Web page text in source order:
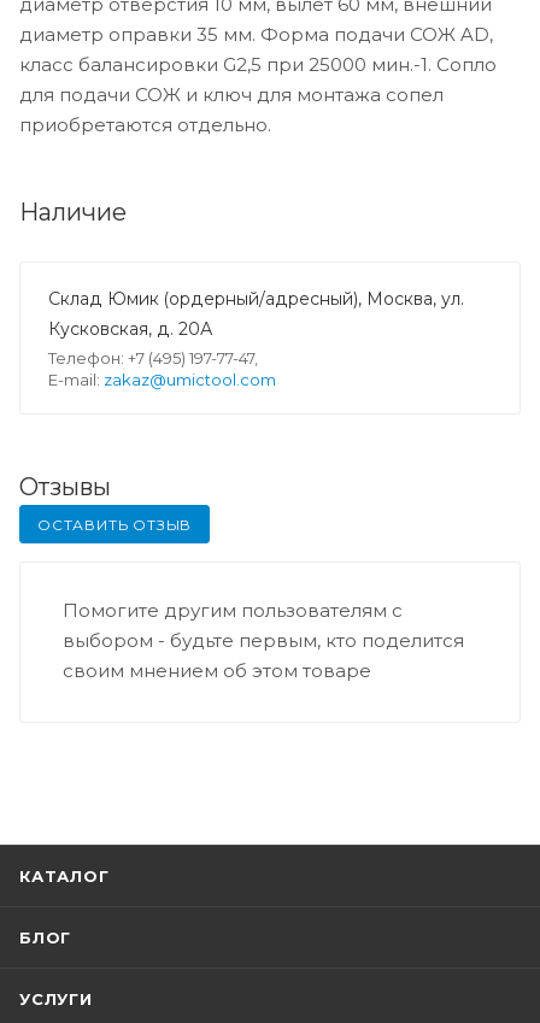
диаметр оправки 35 мм. Форма подачи СОЖ AD,
класс балансировки G2,5 при 25000 мин.-1. Сопло
для подачи СОЖ и ключ для монтажа сопел
приобретаются отдельно.
Наличие
Склад Юмик (ордерный/адресный), Москва, ул.
Кусковская, д. 20А
Телефон: +7 (495) 197-77-47,
E-mail: zakaz@umictool.com
Отзывы
ОСТАВИТЬ ОТЗЫВ
Помогите другим пользователям с
выбором - будьте первым, кто поделится
своим мнением об этом товаре
КАТАЛОГ
БЛОГ
УСЛУГИ